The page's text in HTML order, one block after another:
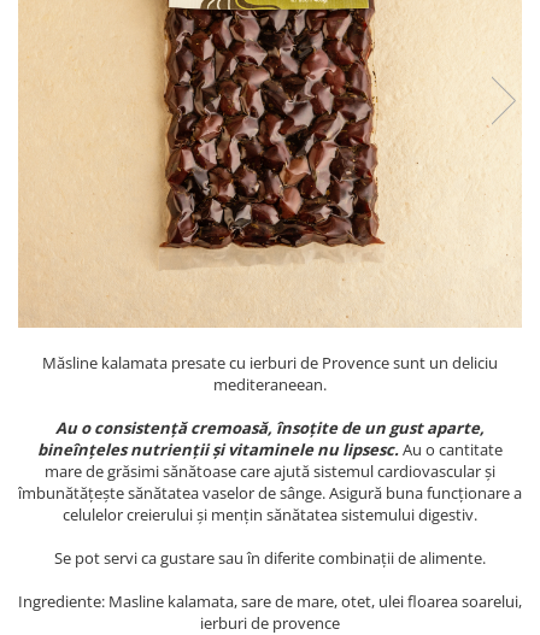
PASTE
CREME ȘI PASTE TARTINABILE
CONDIMENTE
CEAIURI GRECEȘTI
CIOCOLATĂ ȘI CACAO
LACTATE
BACANIE
PRODUSE ECO / ORGANICE
REMEDII NATURISTE
TOATE PRODUSELE
Măsline kalamata presate cu ierburi de Provence sunt un deliciu
mediteraneean.
Au o consistență cremoasă, însoțite de un gust aparte,
bineînțeles nutrienții și vitaminele nu lipsesc.Au o cantitate
mare de grăsimi sănătoase care ajută sistemul cardiovascular și
îmbunătățește sănătatea vaselor de sânge. Asigură buna funcționare a
celulelor creierului și mențin sănătatea sistemului digestiv.
Se pot servi ca gustare sau în diferite combinații de alimente.
Ingrediente: Masline kalamata, sare de mare, otet, ulei floarea soarelui,
ierburi de provence